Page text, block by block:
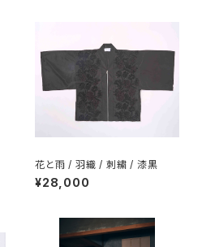
花と雨 / 羽織 / 刺繍 / 漆黒
¥28,000